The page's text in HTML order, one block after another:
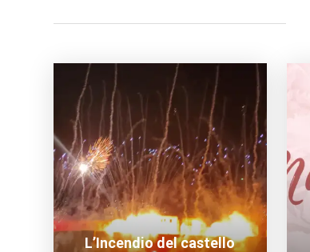
L’Incendio del castello